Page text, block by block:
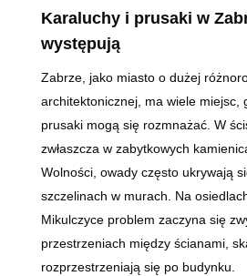
Karaluchy i prusaki w
występują
Zabrze, jako miasto o dużej
architektonicznej, ma wiele miejsc,
prusaki mogą się rozmnażać. W
zwłaszcza w zabytkowych
Wolności, owady często ukrywają
szczelinach w murach. Na
Mikulczyce problem zaczyna się
przestrzeniach między ścianami,
rozprzestrzeniają się po budynku.